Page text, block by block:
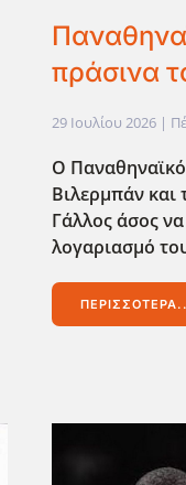
πράσινα
29 Ιουλίου 2026 |
Ο
Βιλερμπάν και
Γάλλος άσος
λογαριασμό